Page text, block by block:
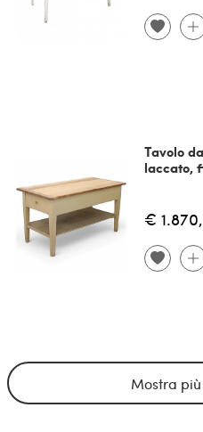
Tavolo
laccato,
€
Mostra